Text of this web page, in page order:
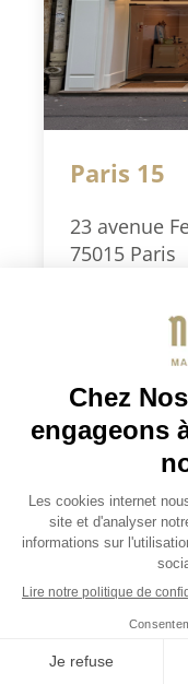
Je demande un
Paris 15
23 avenue
75015 Paris
Secteurs
(5e, 6e, 7e,
Malakoff,
Je